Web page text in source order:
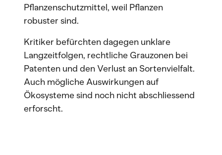
Pflanzenschutzmittel, weil Pflanzen
robuster sind.
Kritiker befürchten dagegen unklare
Langzeitfolgen, rechtliche Grauzonen bei
Patenten und den Verlust an Sortenvielfalt.
Auch mögliche Auswirkungen auf
Ökosysteme sind noch nicht abschliessend
erforscht.